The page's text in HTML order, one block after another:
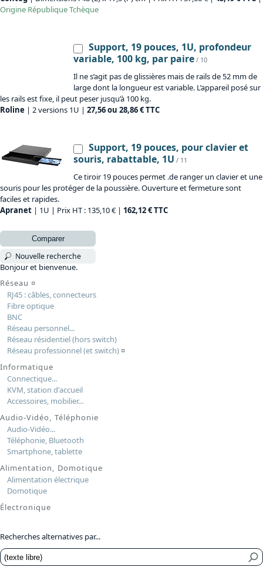
Origine République Tchèque
Support, 19 pouces, 1U, profondeur
variable, 100 kg, par paire / 10
Il ne s’agit pas de glissières mais de rails de 52 mm de
large dont la longueur est variable. L’appareil posé sur
les rails est fixe, il peut peser jusqu’à 100 kg.
Roline | 2 versions 1U | 27,56 ou 28,86 € TTC
Support, 19 pouces, pour clavier et
souris, rabattable, 1U / 11
Ce tiroir 19 pouces permet .de ranger un clavier et une
souris pour les protéger de la poussière. Ouverture et fermeture sont
faciles et rapides.
Apranet | 1U | Prix HT : 135,10 € | 162,12 € TTC
Comparer
Nouvelle recherche
Bonjour et bienvenue.
Réseau ¤
RJ45 : câbles, connecteurs
Fibre optique
BNC
Réseau personnel...
Réseau résidentiel (hors switch)
Réseau professionnel (et switch)¤
Informatique
Connectique...
KVM, station d'accueil
Accessoires, mobilier...
Audio-Vidéo, Téléphonie
Audio-Vidéo...
Téléphonie, Bluetooth
Smartphone, tablette
Alimentation, Domotique
Alimentation électrique
Domotique
Électronique
Recherches alternatives par...